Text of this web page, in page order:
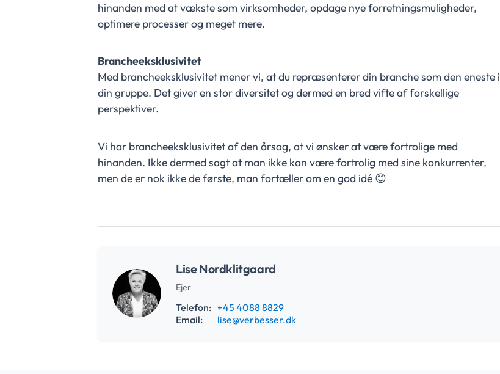
hinanden med at vækste som virksomheder, opdage nye forretningsmuligheder,
optimere processer og meget mere.
Brancheeksklusivitet
Med brancheeksklusivitet mener vi, at du repræsenterer din branche som den eneste i
din gruppe. Det giver en stor diversitet og dermed en bred vifte af forskellige
perspektiver.
Vi har brancheeksklusivitet af den årsag, at vi ønsker at være fortrolige med
hinanden. Ikke dermed sagt at man ikke kan være fortrolig med sine konkurrenter,
men de er nok ikke de første, man fortæller om en god idé 😊
Lise Nordklitgaard
Ejer
Telefon: +45 4088 8829
Email:
lise@verbesser.dk